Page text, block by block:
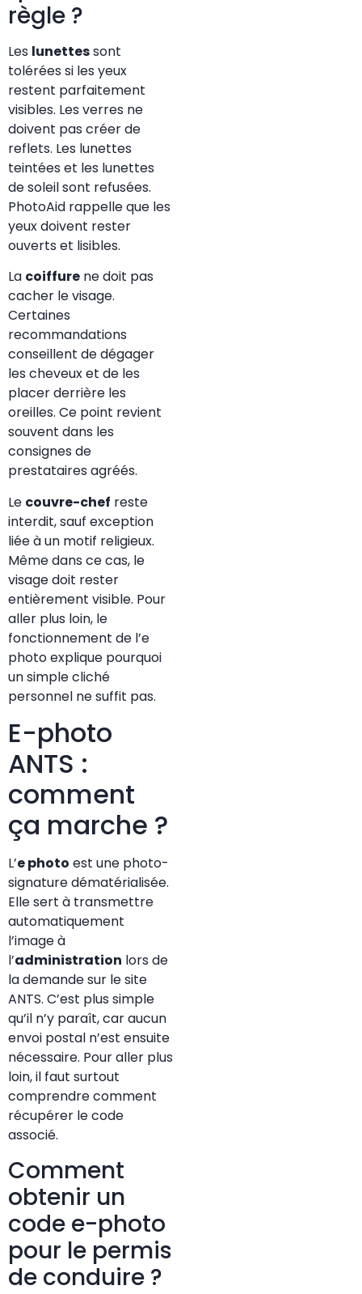
règle ?
Les lunettessont
tolérées si les yeux
restent parfaitement
visibles. Les verres ne
doivent pas créer de
reflets. Les lunettes
teintées et les lunettes
de soleil sont refusées.
PhotoAid rappelle que les
yeux doivent rester
ouverts et lisibles.
La coiffure ne doit pas
cacher le visage.
Certaines
recommandations
conseillent de dégager
les cheveux et de les
placer derrière les
oreilles. Ce point revient
souvent dans les
consignes de
prestataires agréés.
Le couvre-chef reste
interdit, sauf exception
liée à un motif religieux.
Même dans ce cas, le
visage doit rester
entièrement visible. Pour
aller plus loin, le
fonctionnement de l’e
photo explique pourquoi
un simple cliché
personnel ne suffit pas.
E-photo
ANTS :
comment
ça marche ?
L’e photo est une photo-
signature dématérialisée.
Elle sert à transmettre
automatiquement
l’image à
l’administration lors de
la demande sur le site
ANTS. C’est plus simple
qu’il n’y paraît, car aucun
envoi postal n’est ensuite
nécessaire. Pour aller plus
loin, il faut surtout
comprendre comment
récupérer le code
associé.
Comment
obtenir un
code e-photo
pour le permis
de conduire ?